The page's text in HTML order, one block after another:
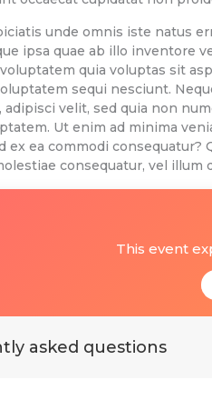
unde omnis iste natus
ipsa quae ab illo inventore
quia voluptas sit
sequi nesciunt.
velit, sed quia non
Ut enim ad minima
ex ea commodi
consequatur, vel illum
This event
asked questions